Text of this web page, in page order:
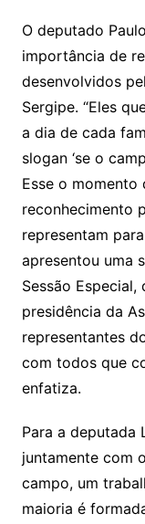
O deputado
importância de
desenvolvidos
Sergipe. “Eles
a dia de cada
slogan ‘se o
Esse o
reconhecimento
representam
apresentou uma
Sessão
presidência da
representantes
com todos que
enfatiza.
Para a deputada
juntamente com
campo, um
maioria é